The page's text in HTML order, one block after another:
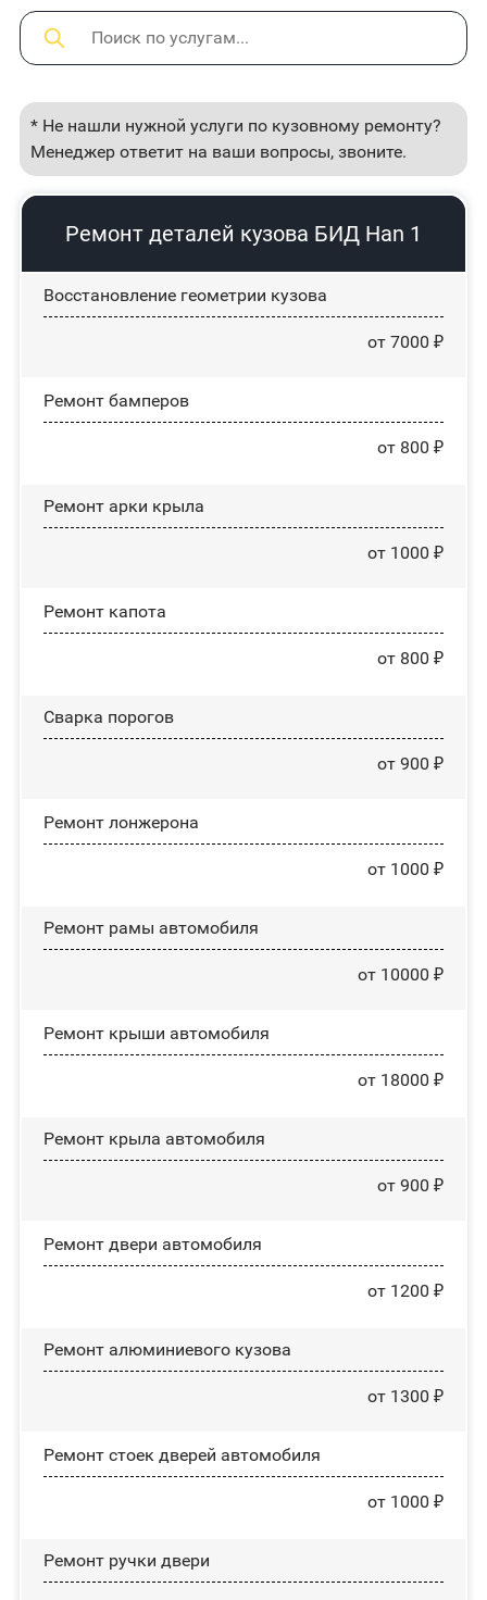
* Не нашли нужной услуги по кузовному ремонту?
Менеджер ответит на ваши вопросы, звоните.
Ремонт деталей кузова БИД Han 1
Восстановление геометрии кузова
от 7000 ₽
Ремонт бамперов
от 800 ₽
Ремонт арки крыла
от 1000 ₽
Ремонт капота
от 800 ₽
Сварка порогов
от 900 ₽
Ремонт лонжерона
от 1000 ₽
Ремонт рамы автомобиля
от 10000 ₽
Ремонт крыши автомобиля
от 18000 ₽
Ремонт крыла автомобиля
от 900 ₽
Ремонт двери автомобиля
от 1200 ₽
Ремонт алюминиевого кузова
от 1300 ₽
Ремонт стоек дверей автомобиля
от 1000 ₽
Ремонт ручки двери